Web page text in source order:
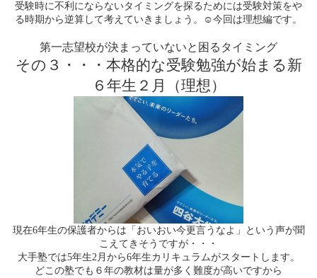
受験時に不利にならないタイミングを探るためには受験対策をや
る時期から逆算して考えていきましょう。
☺今回は理想編です。
第一志望校が決まっていないと困るタイミング
その３・・・本格的な受験勉強が始まる新
６年生２月（理想）
現在6年生の保護者からは「おいおい今更言うなよ」という声が聞
こえてきそうですが・・・
大手塾では5年生2月から6年生カリキュラムがスタートします。
どこの塾でも６年の教材は量が多く難度が高いですから